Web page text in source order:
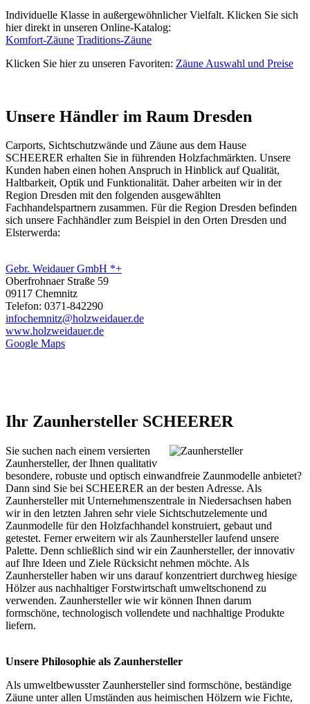
Individuelle Klasse in außergewöhnlicher Vielfalt. Klicken Sie sich
hier direkt in unseren Online-Katalog:
Komfort-Zäune Traditions-Zäune
Klicken Sie hier zu unseren Favoriten: Zäune Auswahl und Preise
Unsere Händler im Raum Dresden
Carports, Sichtschutzwände und Zäune aus dem Hause
SCHEERER erhalten Sie in führenden Holzfachmärkten. Unsere
Kunden haben einen hohen Anspruch in Hinblick auf Qualität,
Haltbarkeit, Optik und Funktionalität. Daher arbeiten wir in der
Region Dresden mit den folgenden ausgewählten
Fachhandelspartnern zusammen. Für die Region Dresden befinden
sich unsere Fachhändler zum Beispiel in den Orten Dresden und
Elsterwerda:
Gebr. Weidauer GmbH *+
Oberfrohnaer Straße 59
09117 Chemnitz
Telefon: 0371-842290
infochemnitz@holzweidauer.de
www.holzweidauer.de
Google Maps
Ihr Zaunhersteller SCHEERER
Sie suchen nach einem versierten
Zaunhersteller, der Ihnen qualitativ
besondere, robuste und optisch einwandfreie Zaunmodelle anbietet?
Dann sind Sie bei SCHEERER an der besten Adresse. Als
Zaunhersteller mit Unternehmenszentrale in Niedersachsen haben
wir in den letzten Jahren sehr viele Sichtschutzelemente und
Zaunmodelle für den Holzfachhandel konstruiert, gebaut und
getestet. Ferner erweitern wir als Zaunhersteller laufend unsere
Palette. Denn schließlich sind wir ein Zaunhersteller, der innovativ
auf Ihre Ideen und Ziele Rücksicht nehmen möchte. Als
Zaunhersteller haben wir uns darauf konzentriert durchweg hiesige
Hölzer aus nachhaltiger Forstwirtschaft umweltschonend zu
verwenden. Zaunhersteller wie wir können Ihnen darum
formschöne, technologisch vollendete und nachhaltige Produkte
liefern.
Unsere Philosophie als Zaunhersteller
Als umweltbewusster Zaunhersteller sind formschöne, beständige
Zäune unter allen Umständen aus heimischen Hölzern wie Fichte,